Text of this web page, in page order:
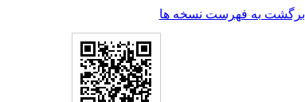
برگشت به فهرست نسخه ها